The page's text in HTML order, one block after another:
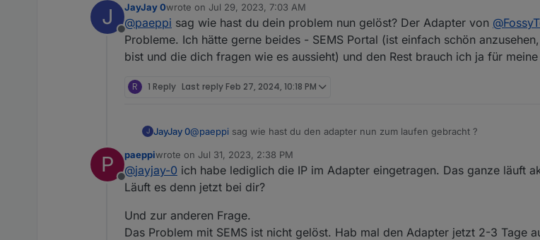
Offline an. Die COM LED am WR beginnt zu blinken.
J
Offline
JayJay 0wrote on Jul 29, 2023, 7:03 AM
last edited by
@paeppi sag wie hast du dein problem nun gelöst? Der Adapter von @
Probleme. Ich hätte gerne beides - SEMS Portal (ist einfach schön
bist und die dich fragen wie es aussieht) und den Rest brauch ich ja für meine
R 1 Reply Last reply Feb 27, 2024, 10:18 PM
J JayJay 0@paeppi sag wie hast du den adapter nun zum laufen gebracht ?
Sag weisst du oder @FossyTom
Bzw. geht der bei dem Wifi/Lan Kit übver beide schnittstellen oder rein nur über
P
Offline
paeppiwrote on Jul 31, 2023, 2:38 PM
last edited by
@jayjay-0 ich habe lediglich die IP im Adapter eingetragen. Das ganze läuft
Läuft es denn jetzt bei dir?
Und zur anderen Frage.
Das Problem mit SEMS ist nicht gelöst. Hab mal den Adapter jetzt 2-3 Tage